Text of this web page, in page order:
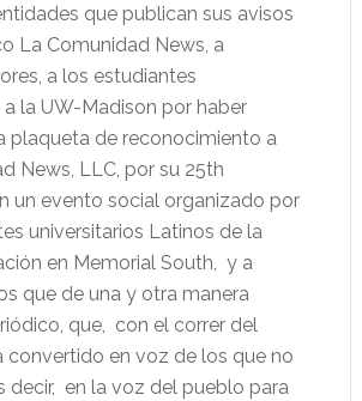
que publican sus avisos
La Comunidad News, a
a los estudiantes
a la UW-Madison por haber
plaqueta de reconocimiento a
News, LLC, por su 25th
un evento social organizado por
universitarios Latinos de la
en Memorial South, y a
que de una y otra manera
que, con el correr del
convertido en voz de los que no
decir, en la voz del pueblo para